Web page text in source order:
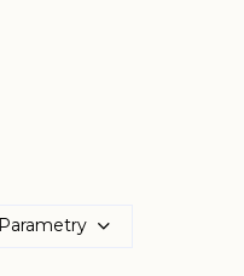
Parametry